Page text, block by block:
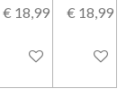
€ 18,99
Bekijk details
€ 18,99
Bekijk